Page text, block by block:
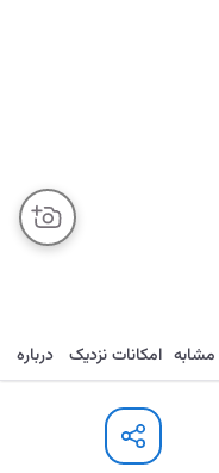
امکانات نزدیک درباره